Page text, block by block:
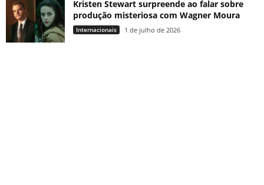
Kristen Stewart surpreende ao falar sobre
produção misteriosa com Wagner Moura
Internacionais 1 de julho de 2026